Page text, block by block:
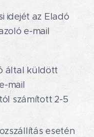
idejét az Eladó
e-mail
által küldött
mail
számított 2-5
esetén